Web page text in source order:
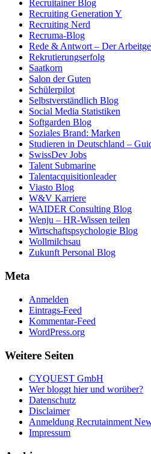
Recruitainer Blog
Recruiting Generation Y
Recruiting Nerd
Recruma-Blog
Rede & Antwort – Der
Rekrutierungserfolg
Saatkorn
Salon der Guten
Schülerpilot
Selbstverständlich Blog
Social Media Statistiken
Softgarden Blog
Soziales Brand: Marken
Studieren in Deutschland –
SwissDev Jobs
Talent Submarine
Talentacquisitionleader
Viasto Blog
W&V Karriere
WAIDER Consulting Blog
Wenju – HR-Wissen teilen
Wirtschaftspsychologie Blog
Wollmilchsau
Zukunft Personal Blog
Meta
Anmelden
Eintrags-Feed
Kommentar-Feed
WordPress.org
Weitere Seiten
CYQUEST GmbH
Wer bloggt hier und worüber?
Datenschutz
Disclaimer
Anmeldung Recrutainment
Impressum